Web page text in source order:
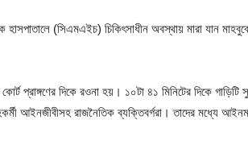
হাসপাতালে (সিএমএইচ) চিকিৎসাধীন অবস্থায় মারা যান
প্রাঙ্গণের দিকে রওনা হয়। ১০টা ৪১ মিনিটের দিকে গাড়িটি
আইনজীবীসহ রাজনৈতিক ব্যক্তিবর্গরা। তাদের মধ্যে